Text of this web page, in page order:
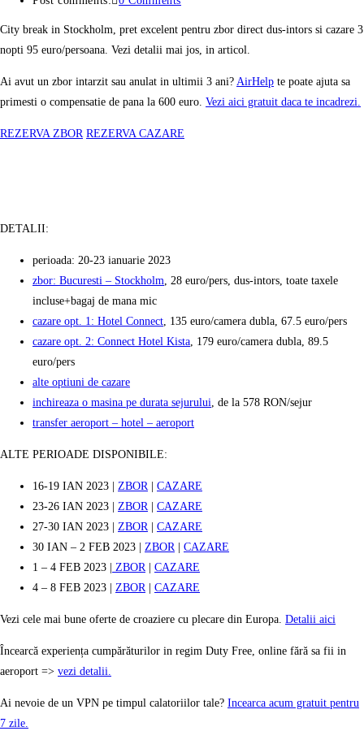
City break in Stockholm, pret excelent pentru zbor direct dus-intors si cazare 3
nopti 95 euro/persoana. Vezi detalii mai jos, in articol.
Ai avut un zbor intarzit sau anulat in ultimii 3 ani? AirHelp te poate ajuta sa
primesti o compensatie de pana la 600 euro. Vezi aici gratuit daca te incadrezi.
REZERVA ZBOR REZERVA CAZARE
DETALII:
perioada: 20-23 ianuarie 2023
zbor: Bucuresti – Stockholm, 28 euro/pers, dus-intors, toate taxele
incluse+bagaj de mana mic
cazare opt. 1: Hotel Connect, 135 euro/camera dubla, 67.5 euro/pers
cazare opt. 2: Connect Hotel Kista, 179 euro/camera dubla, 89.5
euro/pers
alte optiuni de cazare
inchireaza o masina pe durata sejurului, de la 578 RON/sejur
transfer aeroport – hotel – aeroport
ALTE PERIOADE DISPONIBILE:
16-19 IAN 2023 | ZBOR| CAZARE
23-26 IAN 2023 | ZBOR| CAZARE
27-30 IAN 2023 | ZBOR| CAZARE
30 IAN – 2 FEB 2023 | ZBOR| CAZARE
1 – 4 FEB 2023 |
ZBOR| CAZARE
4 – 8 FEB 2023 | ZBOR| CAZARE
Vezi cele mai bune oferte de croaziere cu plecare din Europa. Detalii aici
Încearcă experiența cumpărăturilor in regim Duty Free, online fără sa fii in
aeroport => vezi detalii.
Ai nevoie de un VPN pe timpul calatoriilor tale? Incearca acum gratuit pentru
7 zile.